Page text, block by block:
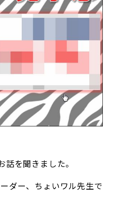
を聞きました。
ダー、ちょいワル先生で